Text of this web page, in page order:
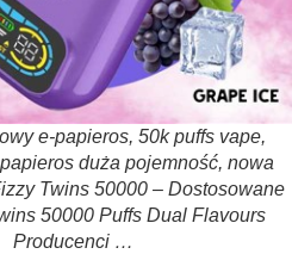
e-papieros, 50k puffs vape,
duża pojemność, nowa
Twins 50000 – Dostosowane
50000 Puffs Dual Flavours
Producenci …